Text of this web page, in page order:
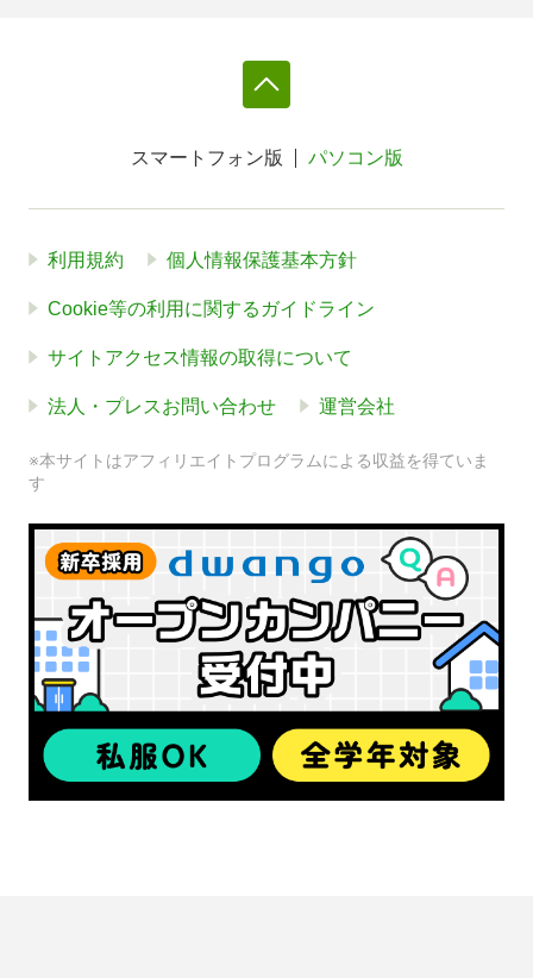
スマートフォン版 パソコン版
利用規約 個人情報保護基本方針
Cookie等の利用に関するガイドライン
サイトアクセス情報の取得について
法人・プレスお問い合わせ 運営会社
※本サイトはアフィリエイトプログラムによる収益を得ていま
す